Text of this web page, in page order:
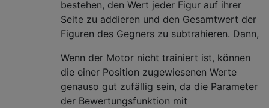
bestehen, den Wert jeder Figur auf ihrer
Seite zu addieren und den Gesamtwert der
Figuren des Gegners zu subtrahieren. Dann,
Wenn der Motor nicht trainiert ist, können
die einer Position zugewiesenen Werte
genauso gut zufällig sein, da die Parameter
der Bewertungsfunktion mit